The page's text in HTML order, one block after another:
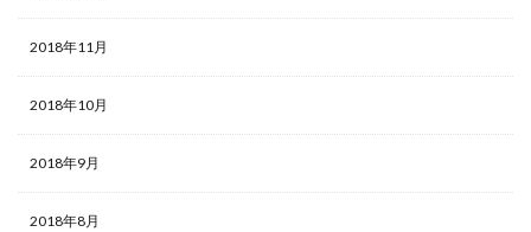
2018年11月
2018年10月
2018年9月
2018年8月